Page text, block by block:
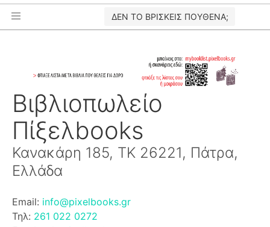
ΔΕΝ ΤΟ ΒΡΙΣΚΕΙΣ ΠΟΥΘΕΝΑ;
Βιβλιοπωλείο
Πίξελbooks
Κανακάρη 185, ΤΚ 26221, Πάτρα,
Ελλάδα
Email: info@pixelbooks.gr
Τηλ: 261 022 0272